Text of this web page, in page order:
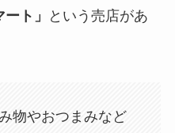
ト」
という売店があ
物やおつまみなど